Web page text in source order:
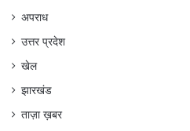
अपराध
उत्तर प्रदेश
खेल
झारखंड
ताज़ा ख़बर